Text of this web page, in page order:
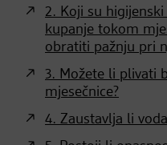
2. Koji su
kupanje tokom
obratiti pažnju pri
3. Možete li plivati
mjesečnice?
4. Zaustavlja li